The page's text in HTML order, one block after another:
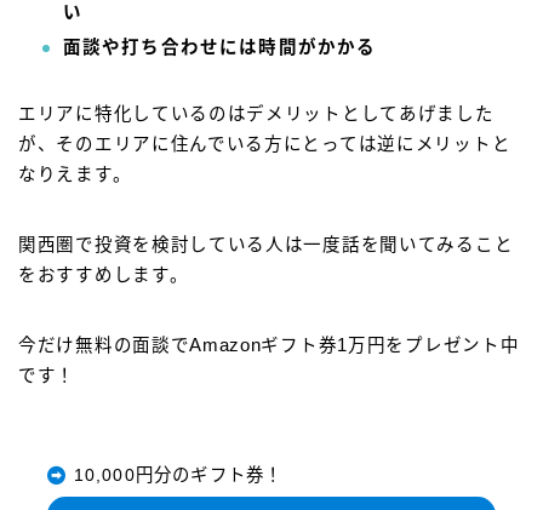
い
面談や打ち合わせには時間がかかる
エリアに特化しているのはデメリットとしてあげました
が、そのエリアに住んでいる方にとっては逆にメリットと
なりえます。
関西圏で投資を検討している人は一度話を聞いてみること
をおすすめします。
今だけ無料の面談でAmazonギフト券1万円をプレゼント中
です！
10,000円分のギフト券！